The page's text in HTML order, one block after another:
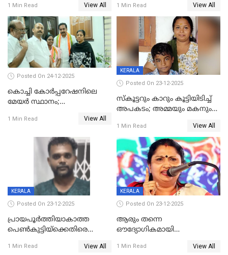
കൊച്ചുമകനും സുഹൃത്തും
അറസ്റ്റിൽ
1 Min Read View All
മരിച്ചു
1 Min Read View All
Posted On 24-12-2025
കൊച്ചി കോര്‍പ്പറേഷനിലെ
മേയര്‍ സ്ഥാനം;
രൂക്ഷം
1 Min Read View All
KERALA
Posted On 23-12-2025
സ്കൂട്ടറും കാറും കൂട്ടിയിടിച്ച്
അപകടം; അമ്മയും മകനും
ഗുരുതരാവസ്ഥയിൽ
1 Min Read View All
KERALA
Posted On 23-12-2025
പ്രായപൂർത്തിയാകാത്ത
പെൺകുട്ടിയ്ക്കെതിരെ
59 വർഷം തടവും 90,൦൦൦ രൂപ
1 Min Read View All
KERALA
Posted On 23-12-2025
ആരും തന്നെ
ഔദ്യോഗികമായി
കണ്ടെത്താൻ ഇന്ന് കോർ
1 Min Read View All